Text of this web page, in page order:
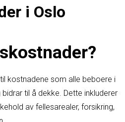
i Oslo
kostnadene som alle beboere i
til å dekke. Dette inkluderer
av fellesarealer, forsikring,